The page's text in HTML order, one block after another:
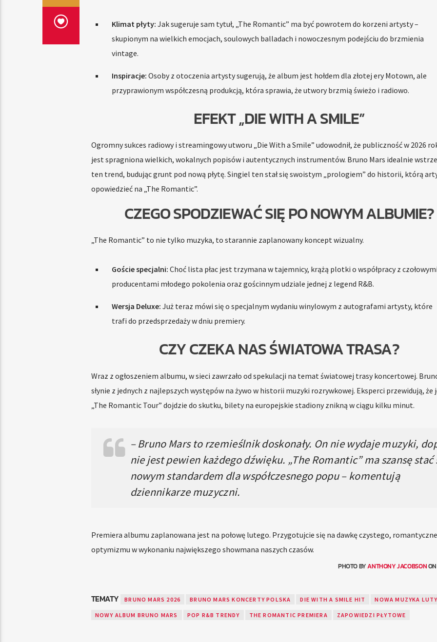
Klimat płyty: Jak sugeruje sam tytuł, „The Romantic” ma być powrotem do korzeni artysty –
skupionym na wielkich emocjach, soulowych balladach i nowoczesnym podejściu do brzmienia
vintage.
Inspiracje: Osoby z otoczenia artysty sugerują, że album jest hołdem dla złotej ery Motown, ale
przyprawionym współczesną produkcją, która sprawia, że utwory brzmią świeżo i radiowo.
EFEKT „DIE WITH A SMILE”
Ogromny sukces radiowy i streamingowy utworu „Die With a Smile” udowodnił, że publiczność w 2026
jest spragniona wielkich, wokalnych popisów i autentycznych instrumentów. Bruno Mars idealnie
ten trend, budując grunt pod nową płytę. Singiel ten stał się swoistym „prologiem” do historii, którą
opowiedzieć na „The Romantic”.
CZEGO SPODZIEWAĆ SIĘ PO NOWYM ALBUMIE?
„The Romantic” to nie tylko muzyka, to starannie zaplanowany koncept wizualny.
Goście specjalni: Choć lista płac jest trzymana w tajemnicy, krążą plotki o współpracy z czołowymi
producentami młodego pokolenia oraz gościnnym udziale jednej z legend R&B.
Wersja Deluxe: Już teraz mówi się o specjalnym wydaniu winylowym z autografami artysty, które
trafi do przedsprzedaży w dniu premiery.
CZY CZEKA NAS ŚWIATOWA TRASA?
Wraz z ogłoszeniem albumu, w sieci zawrzało od spekulacji na temat światowej trasy koncertowej.
słynie z jednych z najlepszych występów na żywo w historii muzyki rozrywkowej. Eksperci przewidują, że
„The Romantic Tour” dojdzie do skutku, bilety na europejskie stadiony znikną w ciągu kilku minut.
– Bruno Mars to rzemieślnik doskonały. On nie wydaje muzyki,
nie jest pewien każdego dźwięku. „The Romantic” ma szansę stać
nowym standardem dla współczesnego popu – komentują
dziennikarze muzyczni.
Premiera albumu zaplanowana jest na połowę lutego. Przygotujcie się na dawkę czystego,
optymizmu w wykonaniu największego showmana naszych czasów.
PHOTO BYANTHONY JACOBSONON
TEMATY BRUNO MARS 2026 BRUNO MARS KONCERTY POLSKA DIE WITH A SMILE HIT NOWA MUZYKA LUTY
NOWY ALBUM BRUNO MARS POP R&B TRENDY THE ROMANTIC PREMIERA ZAPOWIEDZI PŁYTOWE